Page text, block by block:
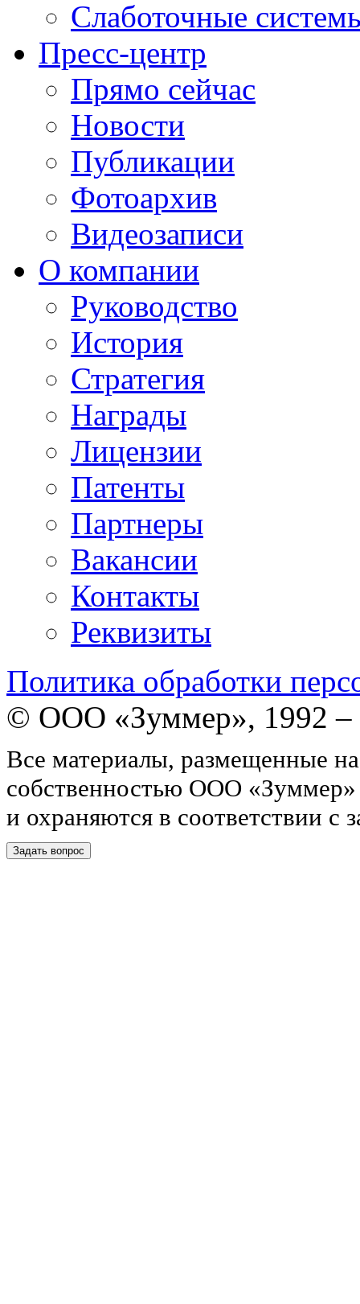
Слаботочные
Пресс-центр
Прямо сейчас
Новости
Публикации
Фотоархив
Видеозаписи
О компании
Руководство
История
Стратегия
Награды
Лицензии
Патенты
Партнеры
Вакансии
Контакты
Реквизиты
Политика обработки
© ООО «Зуммер», 1992 –
Все материалы, размещенные
собственностью ООО «Зуммер»
и охраняются в соответствии с
Задать вопрос